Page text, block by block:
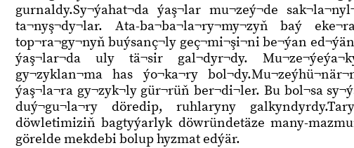
gurnaldy.Sy¬ýahat¬da ýaş¬lar mu¬zeý¬de
ta¬nyş¬dy¬lar. Ata-ba¬ba¬la¬ry¬my¬zyň baý
top¬ra¬gy¬nyň buýsanç¬ly geç¬mi¬şi¬ni be¬ýan
ýaş¬lar¬da uly tä¬sir gal¬dyr¬dy.
gy¬zyklan¬ma has ýo¬ka¬ry
ýaş¬la¬ra gy¬zyk¬ly gür¬rüň ber¬di¬ler. Bu bol¬sa
duý¬gu¬la¬ry döredip, ruhlaryny
döwletimiziň bagtyýarlyk döwründetäze many-
görelde mekdebi bolup hyzmat edýär.